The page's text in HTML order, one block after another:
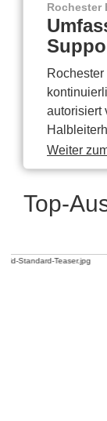
Rochester
autorisiert
Weiter
Top-